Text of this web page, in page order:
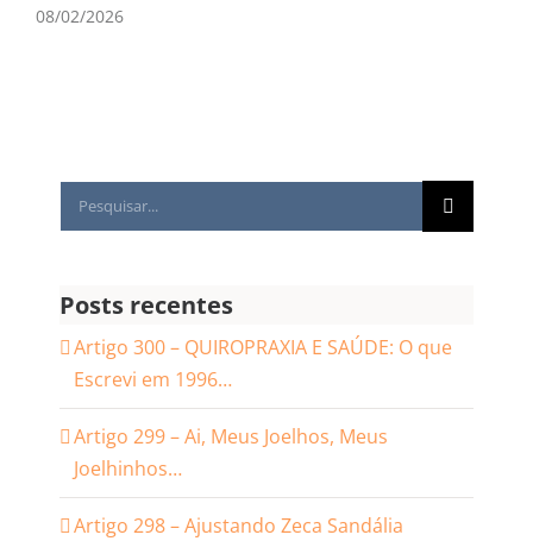
08/02/2026
Buscar
resultados
Posts recentes
Artigo 300 – QUIROPRAXIA E SAÚDE: O que
Escrevi em 1996…
Artigo 299 – Ai, Meus Joelhos, Meus
Joelhinhos…
Artigo 298 – Ajustando Zeca Sandália